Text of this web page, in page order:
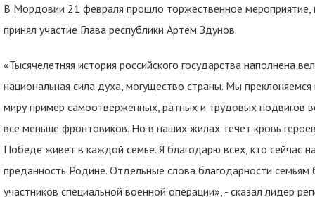
В Мордовии 21 февраля прошло торжественное
принял участие Глава республики Артём Здунов.
«Тысячелетняя история российского государства наполнена
национальная сила духа, могущество страны. Мы
миру пример самоотверженных, ратных и трудовых подвигов
все меньше фронтовиков. Но в наших жилах течет кровь
Победе живет в каждой семье. Я благодарю всех, кто сейчас
преданность Родине. Отдельные слова благодарности
участников специальной военной операции», - сказал лидер